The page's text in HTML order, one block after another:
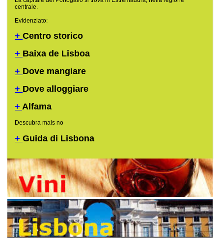
centrale.
Evidenziato:
+ Centro storico
+ Baixa de Lisboa
+ Dove mangiare
+ Dove alloggiare
+ Alfama
Descubra mais no
+ Guida di Lisbona